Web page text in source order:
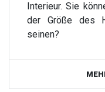
Interieur. Sie
der Größe des
seinen?